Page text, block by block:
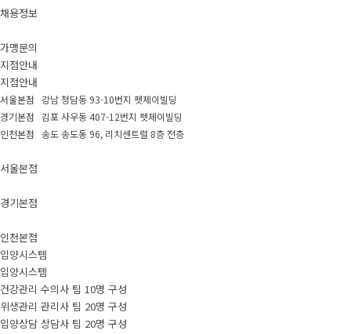
채용정보
가맹문의
지점안내
지점안내
서울본점 강남 청담동 93-10번지 펫제이빌딩
경기본점 김포 사우동 407-12번지 펫제이빌딩
인천본점 송도 송도동 96, 리치센트럴 8층 전층
서울본점
경기본점
인천본점
입양시스템
입양시스템
건강관리 수의사 팀 10명 구성
위생관리 관리사 팀 20명 구성
입양상담 상담사 팀 20명 구성